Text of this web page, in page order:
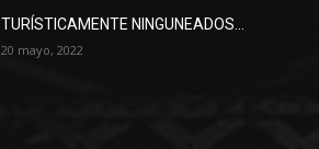
TURÍSTICAMENTE NINGUNEADOS…
20 mayo, 2022